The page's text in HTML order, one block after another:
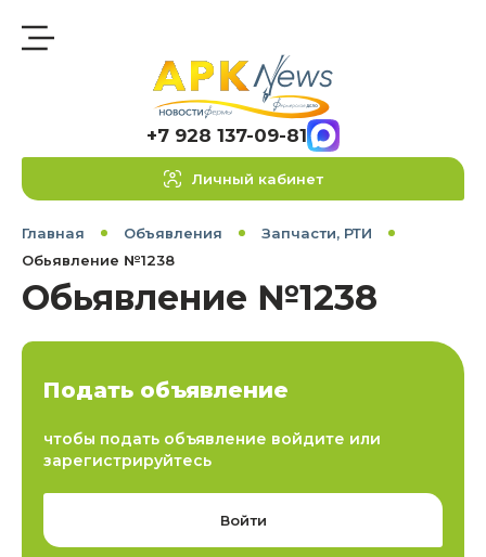
+7 928 137-09-81
Личный кабинет
Главная Объявления
Запчасти, РТИ
Обьявление №1238
Обьявление №1238
Подать объявление
чтобы подать объявление войдите или
зарегистрируйтесь
Войти